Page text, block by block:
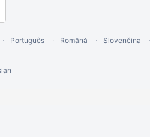
Português Română Slovenčina